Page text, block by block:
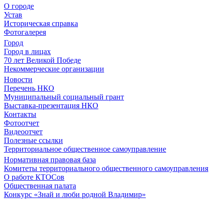
О городе
Устав
Историческая справка
Фотогалерея
Город
Город в лицах
70 лет Великой Победе
Некоммерческие организации
Новости
Перечень НКО
Муниципальный социальный грант
Выставка-презентация НКО
Контакты
Фотоотчет
Видеоотчет
Полезные ссылки
Территориальное общественное самоуправление
Нормативная правовая база
Комитеты территориального общественного самоуправления
О работе КТОСов
Общественная палата
Конкурс «Знай и люби родной Владимир»